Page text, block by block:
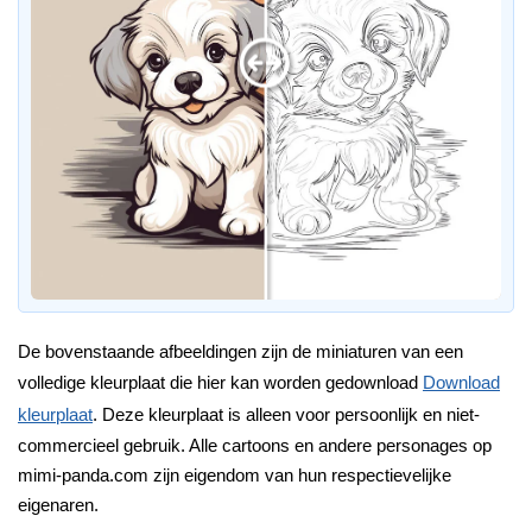
De bovenstaande afbeeldingen zijn de miniaturen van een
volledige kleurplaat die hier kan worden gedownload Download
kleurplaat. Deze kleurplaat is alleen voor persoonlijk en niet-
commercieel gebruik. Alle cartoons en andere personages op
mimi-panda.com zijn eigendom van hun respectievelijke
eigenaren.